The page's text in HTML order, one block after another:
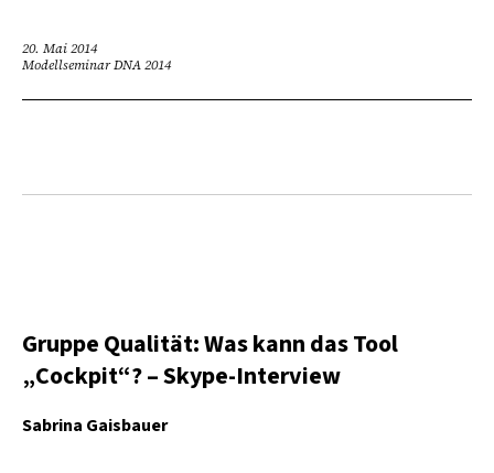
20. Mai 2014
Modellseminar DNA 2014
Gruppe Qualität: Was kann das Tool
„Cockpit“? – Skype-Interview
Sabrina Gaisbauer